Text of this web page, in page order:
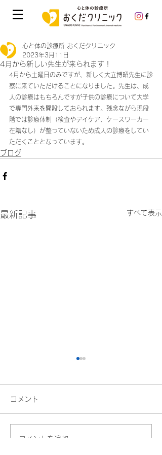
4月から新しい先生が来られます！
心と体の診療所 おくだクリニック
2023年3月11日
4月から土曜日のみですが、新しく大立博昭先生に診
察に来ていただけることになりました。先生は、成
人の診療はもちろんですが子供の診療について大学
で専門外来を開設しておられます。残念ながら現段
階では診療体制（検査やデイケア、ケースワーカー
在籍なし）が整っていないため成人の診療をしてい
ただくこととなっています。
ブログ
最新記事 すべて表示
脱毛学会
コメント
コメントを追加…